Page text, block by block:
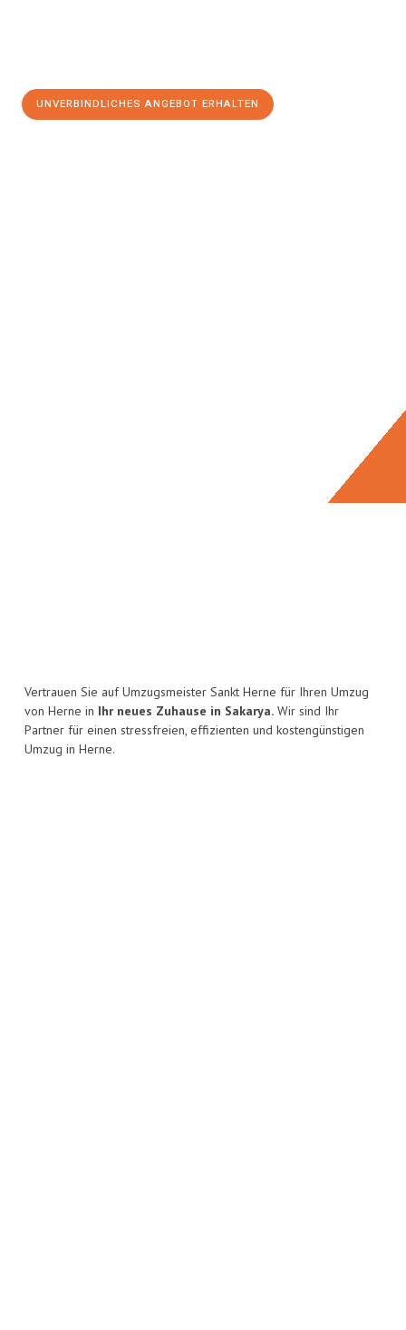
UNVERBINDLICHES ANGEBOT ERHALTEN
Vertrauen Sie auf Umzugsmeister Sankt Herne für Ihren Umzug
von Herne in Ihr neues Zuhause in Sakarya. Wir sind Ihr
Partner für einen stressfreien, effizienten und kostengünstigen
Umzug in Herne.